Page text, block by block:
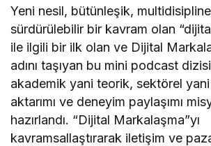
Yeni nesil, bütünleşik,
sürdürülebilir bir kavram olan
ile ilgili bir ilk olan ve Dijital
adını taşıyan bu mini podcast
akademik yani teorik, sektörel
aktarımı ve deneyim paylaşımı
hazırlandı. “Dijital Markalaşma”yı
kavramsallaştırarak iletişim ve